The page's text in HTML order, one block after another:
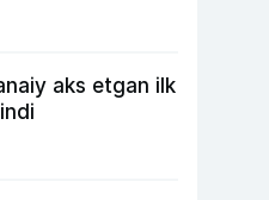
aks etgan ilk